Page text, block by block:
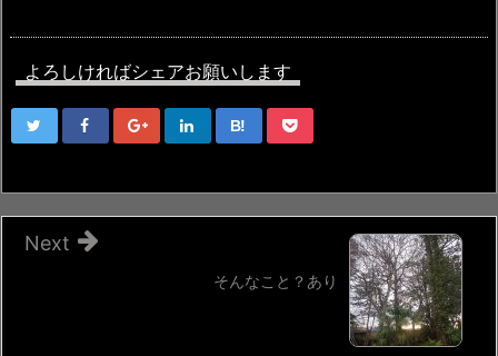
よろしければシェアお願いします
B!
そんなこと？あり
Next